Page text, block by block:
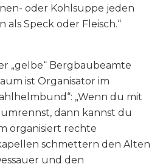
oder Kohlsuppe jeden
als Speck oder Fleisch.“
„gelbe“ Bergbaubeamte
ist Organisator im
„Wenn du mit
dann kannst du
organisiert rechte
schmettern den Alten
und den